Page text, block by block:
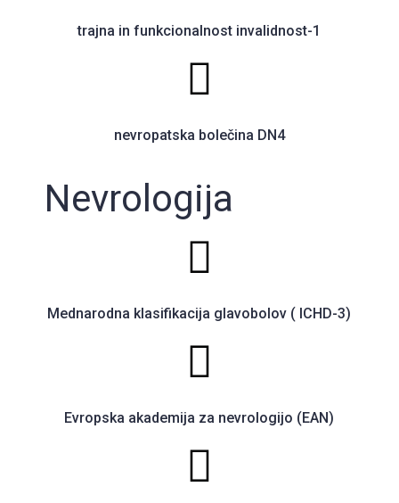
trajna in funkcionalnost invalidnost-1
nevropatska bolečina DN4
Nevrologija
Mednarodna klasifikacija glavobolov ( ICHD-3)
Evropska akademija za nevrologijo (EAN)